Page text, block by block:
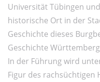
Universität Tübingen
historische Ort in der
Geschichte dieses
Geschichte
In der Führung wird
Figur des rachsüchtigen